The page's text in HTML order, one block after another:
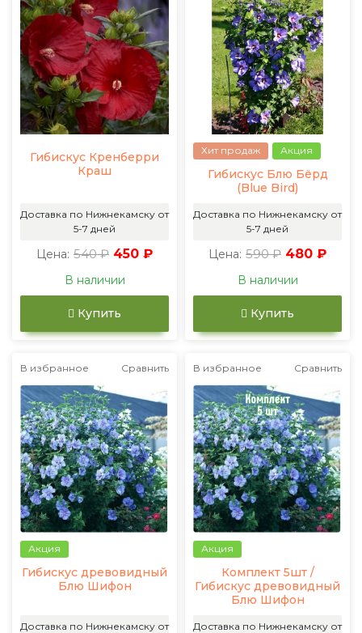
Гибискус Кренберри
Краш
Доставка по Нижнекамску от
5-7 дней
Цена: 540 ₽ 450 ₽
В наличии
Купить
Хит продаж Акция
Гибискус Блю Бёрд
(Blue Bird)
Доставка по Нижнекамску от
5-7 дней
Цена: 590 ₽ 480 ₽
В наличии
Купить
В избранное Сравнить
Акция
Гибискус древовидный
Блю Шифон
Доставка по Нижнекамску от
В избранное Сравнить
Акция
Комплект 5шт /
Гибискус древовидный
Блю Шифон
Доставка по Нижнекамску от